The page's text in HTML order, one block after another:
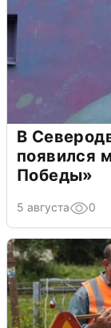
В
появился
Победы»
5 августа 0